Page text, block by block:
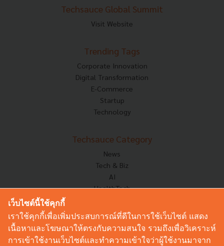
Techsauce Global Summit
Visit Website
Trending Tags
Corporate Innovation
Digital Transformation
E-Commerce
Startup
Technology
Techsauce Category
News
Tech & Biz
AI
HealthTech
Corp Innov
Saucy Thoughts
Based On
เว็บไซต์นี้ใช้คุกกี้
เราใช้คุกกี้เพื่อเพิ่มประสบการณ์ที่ดีในการใช้เว็บไซต์ แสดง
เนื้อหาและโฆษณาให้ตรงกับความสนใจ รวมถึงเพื่อวิเคราะห์
การเข้าใช้งานเว็บไซต์และทำความเข้าใจว่าผู้ใช้งานมาจาก